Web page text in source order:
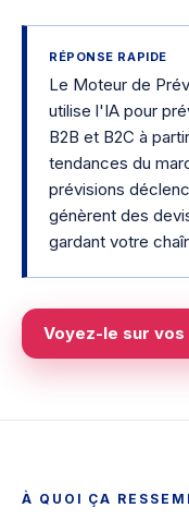
RÉPONSE RAPIDE
Le Moteur de
utilise l'IA pour
B2B et B2C à
tendances du
prévisions
génèrent des
gardant votre
Voyez-le sur vos
À QUOI ÇA